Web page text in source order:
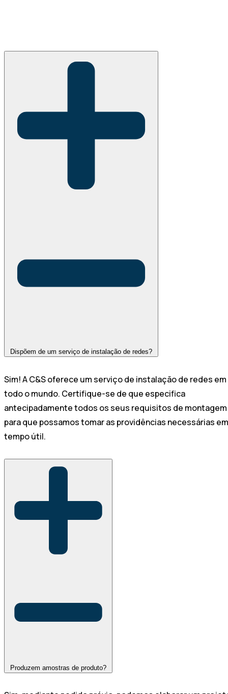
Dispõem de um serviço de instalação de redes?
Sim! A C&S oferece um serviço de instalação de redes em
todo o mundo. Certifique-se de que especifica
antecipadamente todos os seus requisitos de montagem
para que possamos tomar as providências necessárias em
tempo útil.
Produzem amostras de produto?